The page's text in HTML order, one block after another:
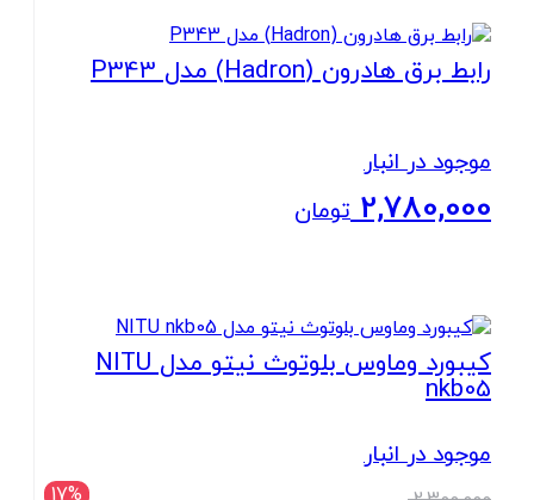
بستن
رابط برق هادرون (Hadron) مدل P343
موجود در انبار
2,780,000 تومان
بستن
کیبورد وماوس بلوتوث نیتو مدل NITU
nkb05
موجود در انبار
قیمت